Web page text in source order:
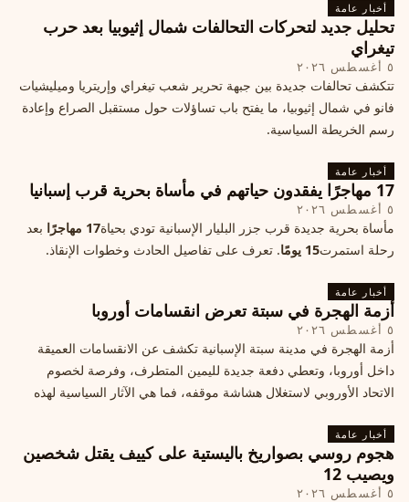
أخبار عامة
تحليل جديد لتحركات التحالفات شمال إثيوبيا بعد حرب
تيغراي
٥ أغسطس ٢٠٢٦
تتكشف تحالفات جديدة بين جبهة تحرير شعب تيغراي وإريتريا وميليشيات
فانو في شمال إثيوبيا، ما يفتح باب تساؤلات حول مستقبل الصراع وإعادة
رسم الخريطة السياسية.
أخبار عامة
17 مهاجرًا يفقدون حياتهم في مأساة بحرية قرب إسبانيا
٥ أغسطس ٢٠٢٦
مأساة بحرية جديدة قرب جزر البليار الإسبانية تودي بحياة17 مهاجرًا
بعد
رحلة استمرت15 يومًا . تعرف على تفاصيل الحادث وخطوات الإنقاذ.
أخبار عامة
أزمة الهجرة في سبتة تعرض انقسامات أوروبا
٥ أغسطس ٢٠٢٦
أزمة الهجرة في مدينة سبتة الإسبانية تكشف عن الانقسامات العميقة
داخل أوروبا، وتعطي دفعة جديدة لليمين المتطرف، وفرصة لخصوم
الاتحاد الأوروبي لاستغلال هشاشة موقفه، فما هي الآثار السياسية لهذه
أخبار عامة
هجوم روسي بصواريخ باليستية على كييف يقتل شخصين
ويصيب 12
٥ أغسطس ٢٠٢٦